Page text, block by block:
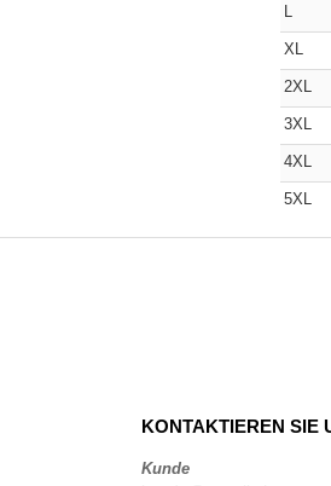
L
XL
2XL
3XL
4XL
5XL
KONTAKTIEREN SIE
Kunde